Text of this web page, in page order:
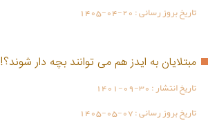
تاریخ بروز رسانی :1405-04-20
مبتلایان به ایدز هم می توانند بچه دار شوند؟!
تاریخ انتشار :1401-09-30
تاریخ بروز رسانی :1405-05-07